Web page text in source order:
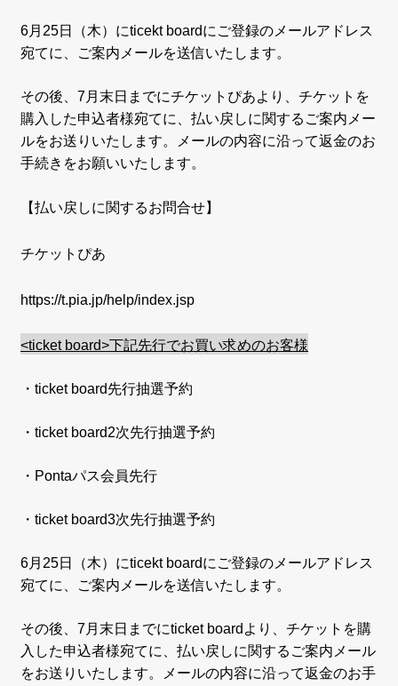
6月25日（木）にticekt boardにご登録のメールアドレス
宛てに、ご案内メールを送信いたします。
その後、7月末日までにチケットぴあより、チケットを
購入した申込者様宛てに、払い戻しに関するご案内メー
ルをお送りいたします。メールの内容に沿って返金のお
手続きをお願いいたします。
【払い戻しに関するお問合せ】
チケットぴあ
https://t.pia.jp/help/index.jsp
<ticket board>下記先行でお買い求めのお客様
・ticket board先行抽選予約
・ticket board2次先行抽選予約
・Pontaパス会員先行
・ticket board3次先行抽選予約
6月25日（木）にticekt boardにご登録のメールアドレス
宛てに、ご案内メールを送信いたします。
その後、7月末日までにticket boardより、チケットを購
入した申込者様宛てに、払い戻しに関するご案内メール
をお送りいたします。メールの内容に沿って返金のお手